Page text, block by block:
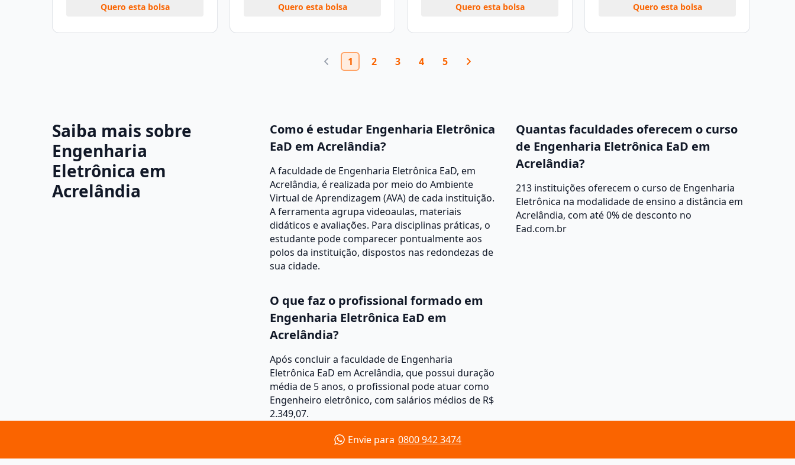
Quero esta bolsa
Quero esta bolsa
Quero esta bolsa
Quero esta bolsa
1 2 3 4 5
Saiba mais sobre
Engenharia
Eletrônica em
Acrelândia
Como é estudar Engenharia Eletrônica
EaD em Acrelândia?
A faculdade de Engenharia Eletrônica EaD, em
Acrelândia, é realizada por meio do Ambiente
Virtual de Aprendizagem (AVA) de cada instituição.
A ferramenta agrupa videoaulas, materiais
didáticos e avaliações. Para disciplinas práticas, o
estudante pode comparecer pontualmente aos
polos da instituição, dispostos nas redondezas de
sua cidade.
Quantas faculdades oferecem o curso
de Engenharia Eletrônica EaD em
Acrelândia?
213 instituições oferecem o curso de Engenharia
Eletrônica na modalidade de ensino a distância em
Acrelândia, com até 0% de desconto no
Ead.com.br
O que faz o profissional formado em
Engenharia Eletrônica EaD em
Acrelândia?
Após concluir a faculdade de Engenharia
Eletrônica EaD em Acrelândia, que possui duração
média de 5 anos, o profissional pode atuar como
Engenheiro eletrônico, com salários médios de R$
2.349,07.
Envie para 0800 942 3474